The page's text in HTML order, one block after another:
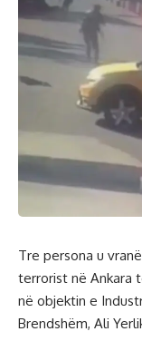
Tre persona u
terrorist në Ankara
në objektin e
Brendshëm, Ali